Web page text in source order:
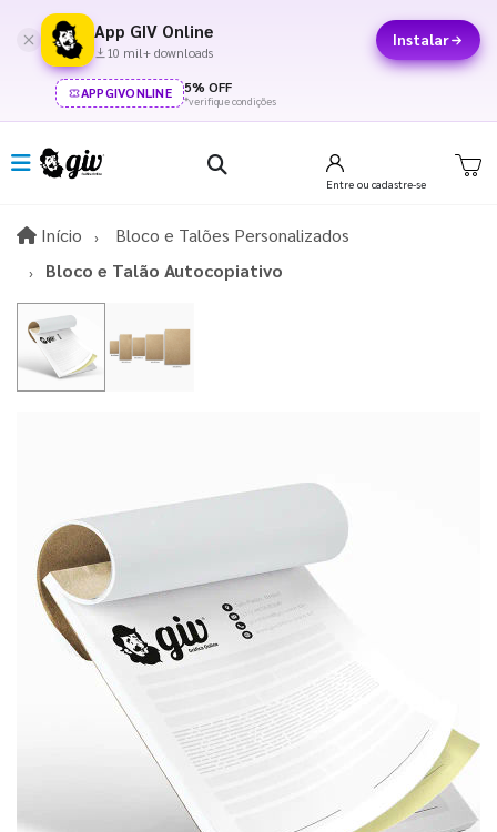
App GIV Online
10 mil+ downloads
Instalar
APPGIVONLINE 5% OFF
*verifique condições
Entre ou cadastre-se
Início InícioBloco e Talões Personalizados
Bloco e Talão Autocopiativo